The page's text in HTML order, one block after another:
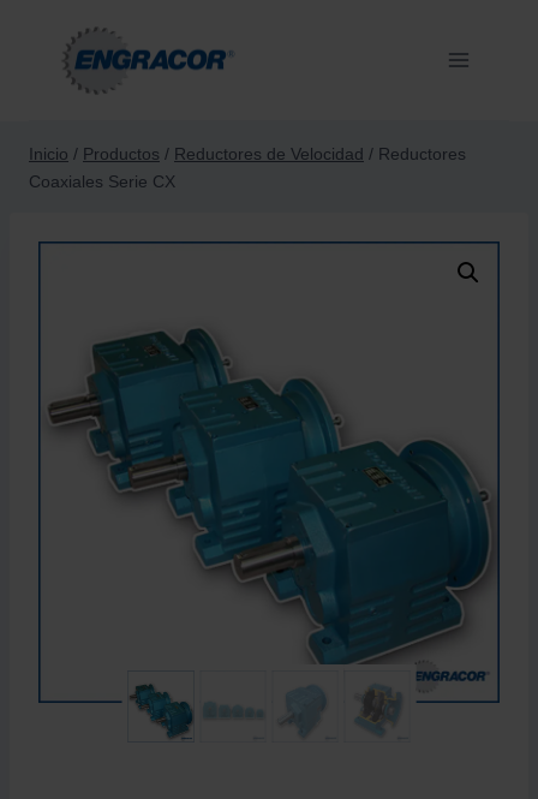
contenido
Inicio / Productos / Reductores de Velocidad / Reductores
Coaxiales Serie CX